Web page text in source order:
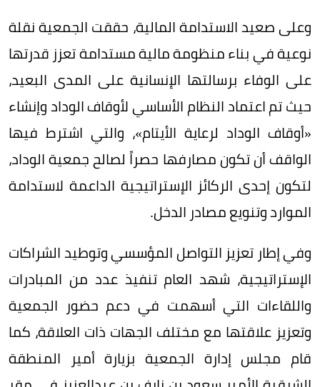
وعلى صعيد الاستدامة المالية، حققت الجمعية نقلة
نوعية في بناء منظومة مالية مستدامة تعزز قدرتها
على الوفاء برسالتها الإنسانية على المدى البعيد،
حيث تم اعتماد النظام الأساسي لأوقاف الوداد وإنشاء
«أوقاف الوداد لرعاية الأيتام»، والتي اشترط فيها
الواقف أن تكون مصارفها حصراً لصالح جمعية الوداد،
لتكون إحدى الركائز الإستراتيجية الداعمة لاستدامة
الموارد وتنويع مصادر الدخل.
وفي إطار تعزيز التواصل المؤسسي وتوطيد الشراكات
الإستراتيجية، شهد العام تنفيذ عدد من المبادرات
واللقاءات التي أسهمت في دعم حضور الجمعية
وتعزيز علاقتها مع مختلف الجهات ذات العلاقة، كما
قام مجلس إدارة الجمعية بزيارة أمير المنطقة